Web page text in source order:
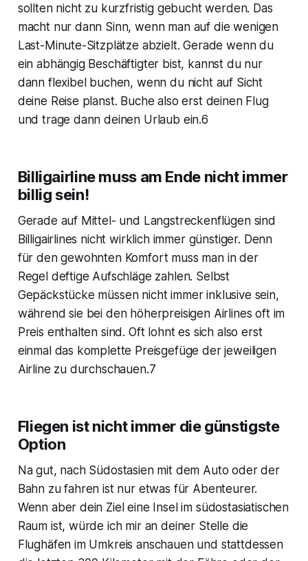
sollten nicht zu kurzfristig gebucht werden. Das
macht nur dann Sinn, wenn man auf die wenigen
Last-Minute-Sitzplätze abzielt. Gerade wenn du
ein abhängig Beschäftigter bist, kannst du nur
dann flexibel buchen, wenn du nicht auf Sicht
deine Reise planst. Buche also erst deinen Flug
und trage dann deinen Urlaub ein.6
Billigairline muss am Ende nicht immer
billig sein!
Gerade auf Mittel- und Langstreckenflügen sind
Billigairlines nicht wirklich immer günstiger. Denn
für den gewohnten Komfort muss man in der
Regel deftige Aufschläge zahlen. Selbst
Gepäckstücke müssen nicht immer inklusive sein,
während sie bei den höherpreisigen Airlines oft im
Preis enthalten sind. Oft lohnt es sich also erst
einmal das komplette Preisgefüge der jeweiligen
Airline zu durchschauen.7
Fliegen ist nicht immer die günstigste
Option
Na gut, nach Südostasien mit dem Auto oder der
Bahn zu fahren ist nur etwas für Abenteurer.
Wenn aber dein Ziel eine Insel im südostasiatischen
Raum ist, würde ich mir an deiner Stelle die
Flughäfen im Umkreis anschauen und stattdessen